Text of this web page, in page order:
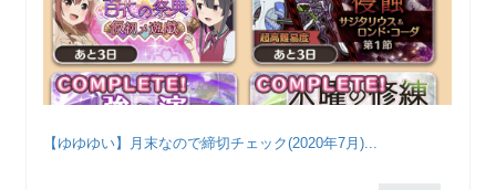
【ゆゆゆい】月末なので締切チェック(2020年7月)...